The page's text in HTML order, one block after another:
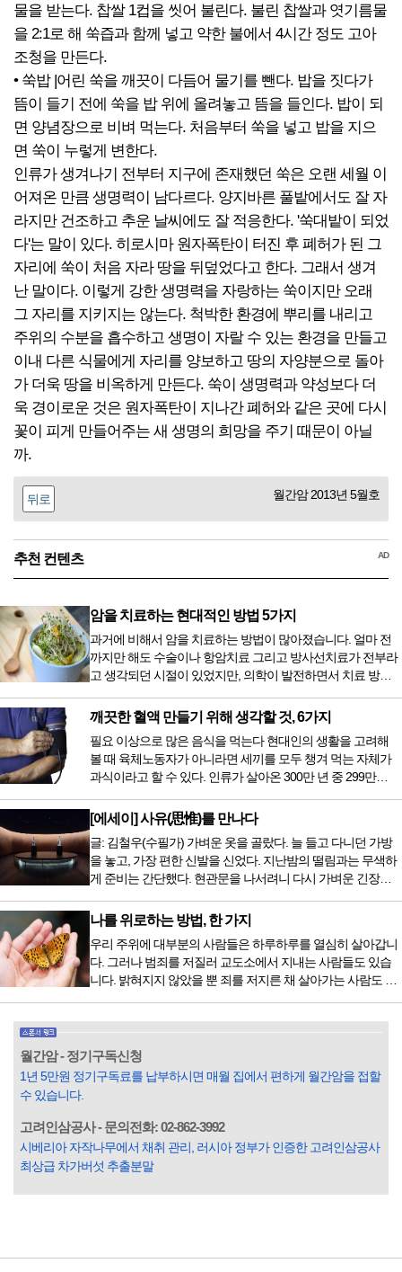
물을 받는다. 찹쌀 1컵을 씻어 불린다. 불린 찹쌀과 엿기름물
을 2:1로 해 쑥즙과 함께 넣고 약한 불에서 4시간 정도 고아
조청을 만든다.
• 쑥밥 |어린 쑥을 깨끗이 다듬어 물기를 뺀다. 밥을 짓다가
뜸이 들기 전에 쑥을 밥 위에 올려놓고 뜸을 들인다. 밥이 되
면 양념장으로 비벼 먹는다. 처음부터 쑥을 넣고 밥을 지으
면 쑥이 누렇게 변한다.
인류가 생겨나기 전부터 지구에 존재했던 쑥은 오랜 세월 이
어져온 만큼 생명력이 남다르다. 양지바른 풀밭에서도 잘 자
라지만 건조하고 추운 날씨에도 잘 적응한다. '쑥대밭이 되었
다'는 말이 있다. 히로시마 원자폭탄이 터진 후 폐허가 된 그
자리에 쑥이 처음 자라 땅을 뒤덮었다고 한다. 그래서 생겨
난 말이다. 이렇게 강한 생명력을 자랑하는 쑥이지만 오래
그 자리를 지키지는 않는다. 척박한 환경에 뿌리를 내리고
주위의 수분을 흡수하고 생명이 자랄 수 있는 환경을 만들고
이내 다른 식물에게 자리를 양보하고 땅의 자양분으로 돌아
가 더욱 땅을 비옥하게 만든다. 쑥이 생명력과 약성보다 더
욱 경이로운 것은 원자폭탄이 지나간 폐허와 같은 곳에 다시
꽃이 피게 만들어주는 새 생명의 희망을 주기 때문이 아닐
까.
뒤로 월간암 2013년 5월호
추천 컨텐츠 AD
암을 치료하는 현대적인 방법 5가지
과거에 비해서 암을 치료하는 방법이 많아졌습니다. 얼마 전
까지만 해도 수술이나 항암치료 그리고 방사선치료가 전부라
고 생각되던 시절이 있었지만, 의학이 발전하면서 치료 방법
오면서 암을 치료하는 방법이 하나 더 추가되었습니다. 중입
자 치료를 받기 위해서는 일본이나 독일 등 중입자 치료기가
있는 나라에 가서 힘들게 치료받았지만 얼마 전 국내 도입 후
전립선암 환자를 시작으로 중입자 치료기가 가동되었습니다.
치료 범위가 한정되어 모든 암 환자가 중입자 치료를 받을 수
는 없지만 치료...
깨끗한 혈액 만들기 위해 생각할 것, 6가지
필요 이상으로 많은 음식을 먹는다 현대인의 생활을 고려해
볼 때 육체노동자가 아니라면 세끼를 모두 챙겨 먹는 자체가
과식이라고 할 수 있다. 인류가 살아온 300만 년 중 299만
저녁을 습관적으로 음식을 섭취한다. 게다가 밤늦은 시간까지
음식을 먹거나, 아침에 식욕이 없는데도 ‘아침을 먹어야 하루
가 활기차다’라는 이야기에 사로잡혀 억지로 먹는 경우가 많
다. 식욕이 없다는 느낌은 본능이 보내는 신호다. 즉 먹어도 소
화할 힘이 없다거나 더 이상 먹으면 혈액 안에 잉여물...
[에세이] 사유(思惟)를 만나다
글: 김철우(수필가) 가벼운 옷을 골랐다. 늘 들고 다니던 가방
을 놓고, 가장 편한 신발을 신었다. 지난밤의 떨림과는 무색하
게 준비는 간단했다. 현관문을 나서려니 다시 가벼운 긴장감
막이 열리기 전. 그 특유의 무대 냄새를 맡았을 때의 긴장감 같
은 것이었다. 두 금동 미륵 반가사유상을 만나러 가는 길은 그
렇게 시작됐다. 두 반가사유상을 알게 된 것은 몇 해 전이었다.
잡지의 발행인으로 독자에게 선보일 좋은 콘텐츠를 고민하던
중 우리 문화재를 하나씩 소개하고자...
나를 위로하는 방법, 한 가지
우리 주위에 대부분의 사람들은 하루하루를 열심히 살아갑니
다. 그러나 범죄를 저질러 교도소에서 지내는 사람들도 있습
니다. 밝혀지지 않았을 뿐 죄를 저지른 채 살아가는 사람도 있
입힌다는 것입니다. 미꾸라지 한 마리가 시냇물을 흐린다는
옛말이 그저 허투루 생기지는 않은 듯합니다. 대부분의 사람
들은 열심히 살아갑니다. 그렇다고 97%의 사람들이 모두 착
월간암 - 정기구독신청
1년 5만원 정기구독료를 납부하시면 매월 집에서 편하게 월간암을 접할
수 있습니다.
고려인삼공사 - 문의전화: 02-862-3992
시베리아 자작나무에서 채취 관리, 러시아 정부가 인증한 고려인삼공사
최상급 차가버섯 추출분말